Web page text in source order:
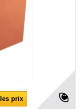
prix